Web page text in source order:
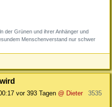
der Grünen und ihrer Anhänger und
Menschenverstand nur schwer
vor 393 Tagen @ Dieter
3535